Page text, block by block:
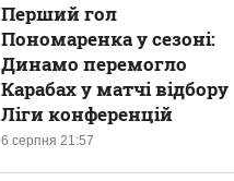
6 серпня 21:57
Перший гол
Пономаренка у сезоні:
Динамо перемогло
Карабах у матчі відбору
Ліги конференцій